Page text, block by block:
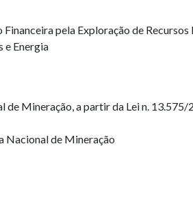
pela Exploração de
e Energia
Mineração, a partir da Lei n.
Nacional de Mineração